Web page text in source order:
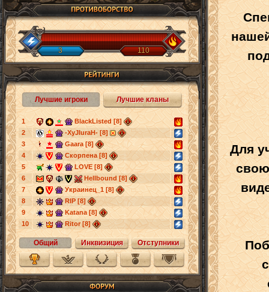
3 110
Лучшие игроки Лучшие кланы
1
BlackListed [8]
2
-XyJIuraH- [8]
3
Gaara [8]
4
Скорпена [8]
5
LOVE [8]
6
Hellbound [8]
7
Украинец_1 [8]
8
RIP [8]
9
Katana [8]
10
Ritor [8]
Общий Инквизиция Отступники
Для
свою